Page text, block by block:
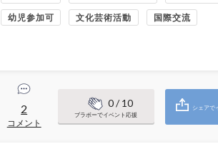
幼児参加可 文化芸術活動 国際交流
2
コメント
0/ 10
ブラボーでイベント応援
シェアで